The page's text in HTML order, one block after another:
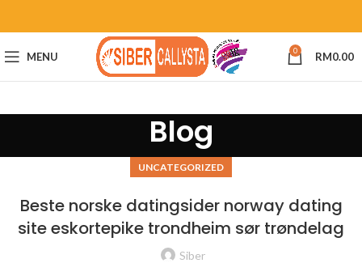
MENU 0 RM0.00
Blog
UNCATEGORIZED
Beste norske datingsider norway dating
site eskortepike trondheim sør trøndelag
Siber